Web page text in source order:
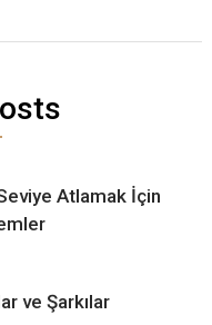
Atlamak İçin
ve Şarkılar